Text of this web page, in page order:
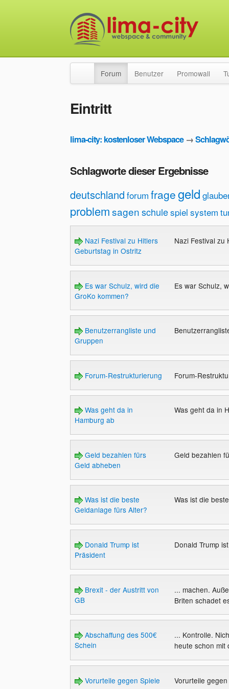
Forum Benutzer Promowall
Eintritt
lima-city: kostenloser Webspace→
Schlagworte dieser Ergebnisse
deutschland forum fragegeld
problemsagenschulespiel system
Nazi Festival zu Hitlers
Geburtstag in Ostritz
Nazi Festival
Es war Schulz, wird die
GroKo kommen?
Es war Schulz,
Benutzerrangliste und
Gruppen
Forum-Restrukturierung Forum-
Was geht da in
Hamburg ab
Was geht da in
Geld bezahlen fürs
Geld abheben
Geld bezahlen
Was ist die beste
Geldanlage fürs Alter?
Was ist die
Donald Trump ist
Präsident
Donald Trump
Brexit - der Austritt von
GB
... machen.
Briten schadet
Abschaffung des 500€
Schein
... Kontrolle.
heute schon
Vorurteile gegen Spiele Vorurteile